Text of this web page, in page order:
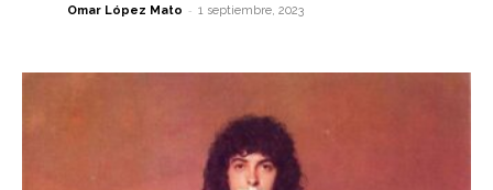
Omar López Mato - 1 septiembre, 2023